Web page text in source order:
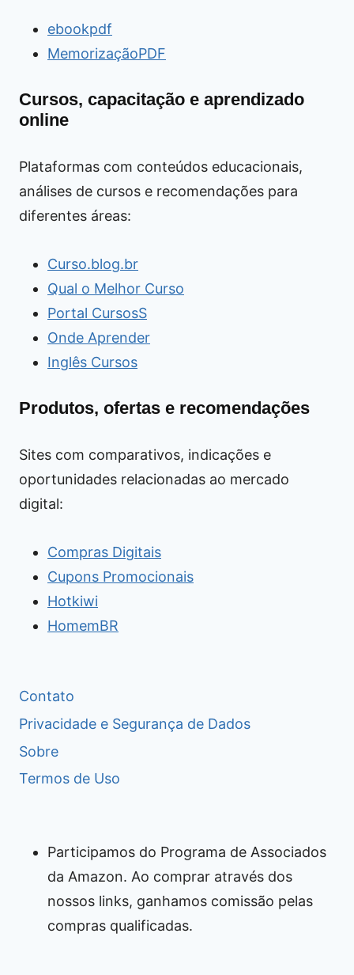
ebookpdf
MemorizaçãoPDF
Cursos, capacitação e aprendizado
online
Plataformas com conteúdos educacionais,
análises de cursos e recomendações para
diferentes áreas:
Curso.blog.br
Qual o Melhor Curso
Portal CursosS
Onde Aprender
Inglês Cursos
Produtos, ofertas e recomendações
Sites com comparativos, indicações e
oportunidades relacionadas ao mercado
digital:
Compras Digitais
Cupons Promocionais
Hotkiwi
HomemBR
Contato
Privacidade e Segurança de Dados
Sobre
Termos de Uso
Participamos do Programa de Associados
da Amazon. Ao comprar através dos
nossos links, ganhamos comissão pelas
compras qualificadas.